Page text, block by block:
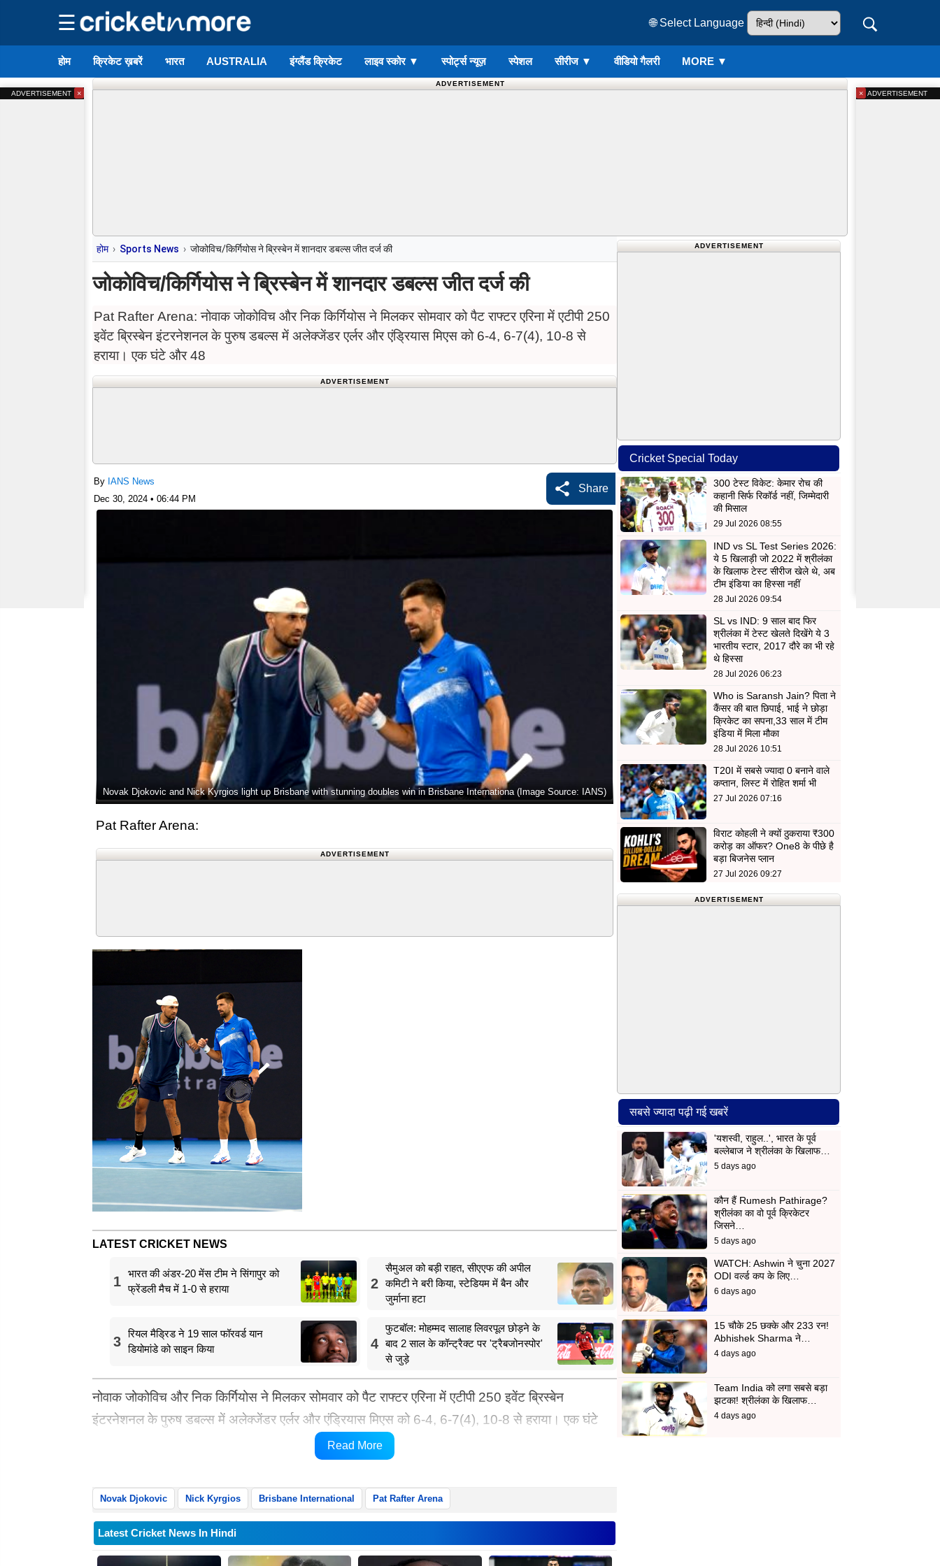
☰ 🌐 Select Language
होम क्रिकेट ख़बरें भारत AUSTRALIA इंग्लैंड क्रिकेट लाइव स्कोर ▼ स्पोर्ट्स न्यूज़ स्पेशल सीरीज ▼ वीडियो गैलरी MORE ▼
ADVERTISEMENT
होम Sports News जोकोविच/किर्गियोस ने ब्रिस्बेन में शानदार डबल्स जीत दर्ज की
जोकोविच/किर्गियोस ने ब्रिस्बेन में शानदार डबल्स जीत दर्ज की
Pat Rafter Arena: नोवाक जोकोविच और निक किर्गियोस ने मिलकर सोमवार को पैट राफ्टर एरिना में एटीपी 250
इवेंट ब्रिस्बेन इंटरनेशनल के पुरुष डबल्स में अलेक्जेंडर एर्लर और एंड्रियास मिएस को 6-4, 6-7(4), 10-8 से
हराया। एक घंटे और 48
ADVERTISEMENT
By IANS News
Dec 30, 2024 • 06:44 PM
Share
Novak Djokovic and Nick Kyrgios light up Brisbane with stunning doubles win in Brisbane Internationa (Image Source: IANS)
Pat Rafter Arena:
ADVERTISEMENT
LATEST CRICKET NEWS
1
भारत की अंडर-20 मेंस टीम ने सिंगापुर को
फ्रेंडली मैच में 1-0 से हराया
2
सैमुअल को बड़ी राहत, सीएएफ की अपील
कमिटी ने बरी किया, स्टेडियम में बैन और
जुर्माना हटा
3
रियल मैड्रिड ने 19 साल फॉरवर्ड यान
डियोमांडे को साइन किया
4
फुटबॉल: मोहम्मद सालाह लिवरपूल छोड़ने के
बाद 2 साल के कॉन्ट्रैक्ट पर 'ट्रैबजोनस्पोर'
से जुड़े
नोवाक जोकोविच और निक किर्गियोस ने मिलकर सोमवार को पैट राफ्टर एरिना में एटीपी 250 इवेंट ब्रिस्बेन
इंटरनेशनल के पुरुष डबल्स में अलेक्जेंडर एर्लर और एंड्रियास मिएस को 6-4, 6-7(4), 10-8 से हराया। एक घंटे
और 48 मिनट तक चले इस मैच में रचनात्मकता और कौशल का प्रदर्शन हुआ, जिसमें जोकोविच और किर्गियोस ने
अपने अलग-अलग स्टाइल से प्रशंसकों को खुश किया।
Read More
Novak Djokovic Nick Kyrgios Brisbane International Pat Rafter Arena
Latest Cricket News In Hindi
ADVERTISEMENT
Cricket Special Today
300 टेस्ट विकेट: केमार रोच की
कहानी सिर्फ रिकॉर्ड नहीं, जिम्मेदारी
की मिसाल
29 Jul 2026 08:55
IND vs SL Test Series 2026:
ये 5 खिलाड़ी जो 2022 में श्रीलंका
के खिलाफ टेस्ट सीरीज खेले थे, अब
टीम इंडिया का हिस्सा नहीं
28 Jul 2026 09:54
SL vs IND: 9 साल बाद फिर
श्रीलंका में टेस्ट खेलते दिखेंगे ये 3
भारतीय स्टार, 2017 दौरे का भी रहे
थे हिस्सा
28 Jul 2026 06:23
Who is Saransh Jain? पिता ने
कैंसर की बात छिपाई, भाई ने छोड़ा
क्रिकेट का सपना,33 साल में टीम
इंडिया में मिला मौका
28 Jul 2026 10:51
T20I में सबसे ज्यादा 0 बनाने वाले
कप्तान, लिस्ट में रोहित शर्मा भी
27 Jul 2026 07:16
विराट कोहली ने क्यों ठुकराया ₹300
करोड़ का ऑफर? One8 के पीछे है
बड़ा बिजनेस प्लान
27 Jul 2026 09:27
ADVERTISEMENT
सबसे ज्यादा पढ़ी गई खबरें
'यशस्वी, राहुल..', भारत के पूर्व
बल्लेबाज ने श्रीलंका के खिलाफ…
5 days ago
कौन हैं Rumesh Pathirage?
श्रीलंका का वो पूर्व क्रिकेटर
जिसने…
5 days ago
WATCH: Ashwin ने चुना 2027
ODI वर्ल्ड कप के लिए…
6 days ago
15 चौके 25 छक्के और 233 रन!
Abhishek Sharma ने…
4 days ago
Team India को लगा सबसे बड़ा
झटका! श्रीलंका के खिलाफ…
4 days ago
ADVERTISEMENT × ADVERTISEMENT
×